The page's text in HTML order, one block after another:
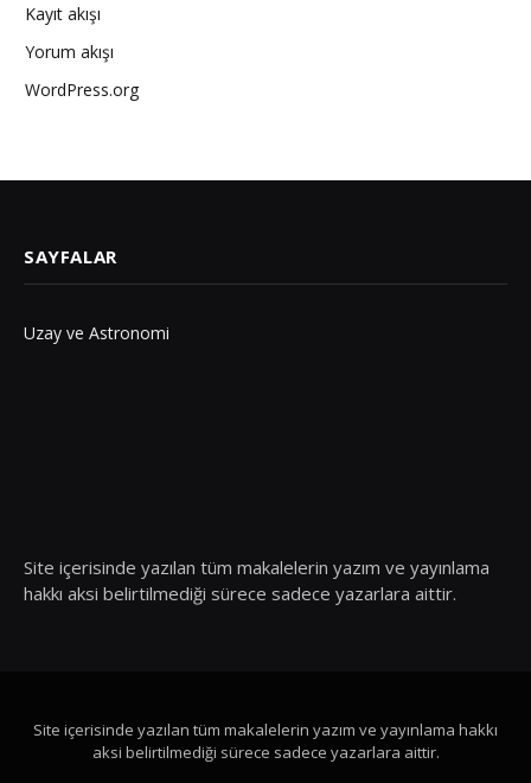
Kayıt akışı
Yorum akışı
WordPress.org
SAYFALAR
Uzay ve Astronomi
Site içerisinde yazılan tüm makalelerin yazım ve yayınlama
hakkı aksi belirtilmediği sürece sadece yazarlara aittir.
Site içerisinde yazılan tüm makalelerin yazım ve yayınlama hakkı
aksi belirtilmediği sürece sadece yazarlara aittir.